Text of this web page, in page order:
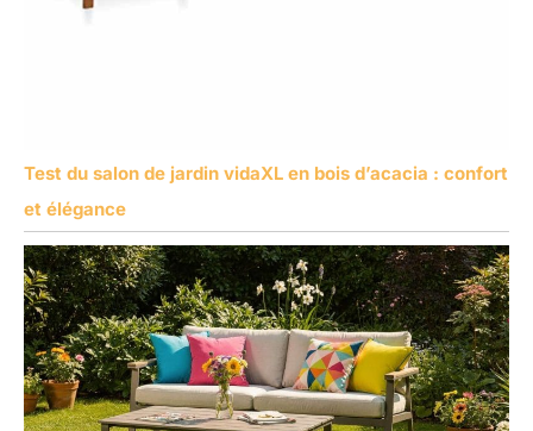
Test du salon de jardin vidaXL en bois d’acacia : confort
et élégance